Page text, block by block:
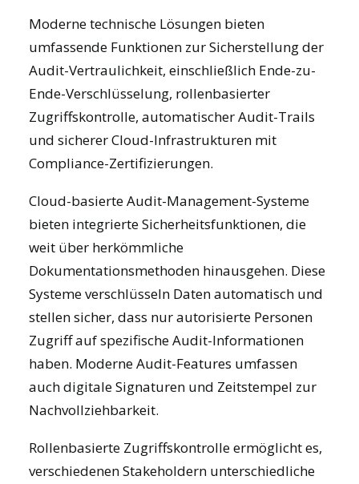
Moderne technische Lösungen bieten
umfassende Funktionen zur Sicherstellung der
Audit-Vertraulichkeit, einschließlich Ende-zu-
Ende-Verschlüsselung, rollenbasierter
Zugriffskontrolle, automatischer Audit-Trails
und sicherer Cloud-Infrastrukturen mit
Compliance-Zertifizierungen.
Cloud-basierte Audit-Management-Systeme
bieten integrierte Sicherheitsfunktionen, die
weit über herkömmliche
Dokumentationsmethoden hinausgehen. Diese
Systeme verschlüsseln Daten automatisch und
stellen sicher, dass nur autorisierte Personen
Zugriff auf spezifische Audit-Informationen
haben. Moderne Audit-Features umfassen
auch digitale Signaturen und Zeitstempel zur
Nachvollziehbarkeit.
Rollenbasierte Zugriffskontrolle ermöglicht es,
verschiedenen Stakeholdern unterschiedliche